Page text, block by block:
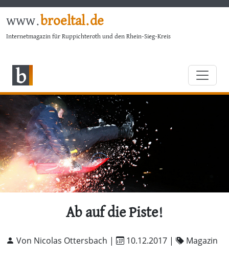
www.broeltal.de
Internetmagazin für Ruppichteroth und den Rhein-Sieg-Kreis
Ab auf die Piste!
Von Nicolas Ottersbach | 10.12.2017 | Magazin